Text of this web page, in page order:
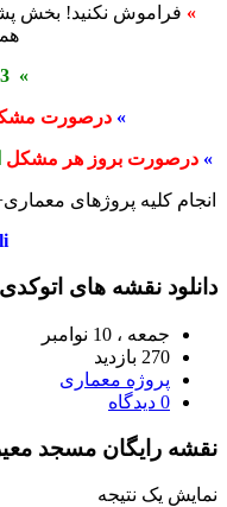
» فراموش نکنید! بخش
» 0916-891-1243
» درصورت
» درصورت بروز هر مشکل
انجام کلیه پروژهای
دانلود نقشه های
جمعه ، 10 نوامبر
270 بازدید
پروژه معماری
0 دیدگاه
نقشه رایگان مسجد
نمایش یک نتیجه